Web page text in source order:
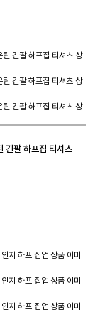
긴팔 하프집 티셔츠